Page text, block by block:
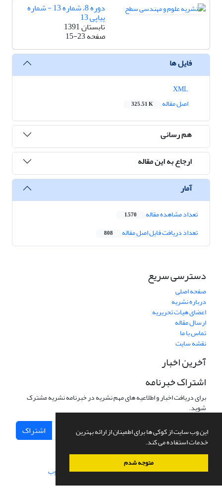
این وب سایت از کوکی ها برای اطمینان از ارائه بهترین
خدمات استفاده می کند.
متوجه شدم
دوره 8، شماره 13 - شماره
پیاپی 13
تابستان 1391
صفحه15-23
فایل ها
اصل مقاله
325.51 K
هم رسانی
ارجاع به این مقاله
آمار
تعداد مشاهده مقاله 1,570
تعداد دریافت فایل اصل مقاله 808
دسترسی سریع
صفحه اصلی
درباره نشریه
اعضای هیات تحریریه
ارسال مقاله
تماس با ما
نقشه سایت
آخرین اخبار
اشتراک خبرنامه
برای دریافت اخبار و اطلاعیه های مهم نشریه در خبرنامه نشریه مشترک
شوید.
اشتراک
سامانه مدیریت نشریات علمی.طراحی و پیاده سازی از سیناوب